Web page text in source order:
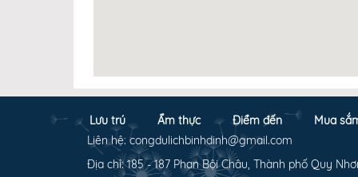
Lưu trú Ẩm thực Điểm đến Mua
Liên hệ: congdulichbinhdinh@gmail.com
Địa chỉ: 185 - 187 Phan Bội Châu, Thành phố Quy